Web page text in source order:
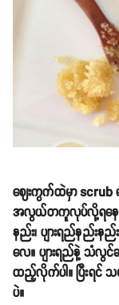
ဈေးကွက်ထဲမှာ scrub
အလွယ်တကူလုပ်လို့ရနေမှတ
နည်း၊ ပျားရည်နည်း
လေ။ ပျားရည်နဲ့ သံလွင်
ထည့်လိုက်ပါ။ ပြီးရင် သ
ပဲ။